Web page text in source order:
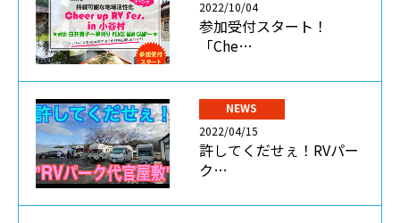
2022/10/04
参加受付スタート！
「Che…
NEWS
2022/04/15
許してくだせぇ！RVパー
ク…